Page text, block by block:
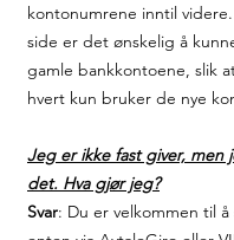
kontonumrene inntil
side er det ønskelig å
gamle bankkontoene, slik
hvert kun bruker de nye
Jeg er ikke fast giver, men
det. Hva gjør jeg?
Svar: Du er velkommen til